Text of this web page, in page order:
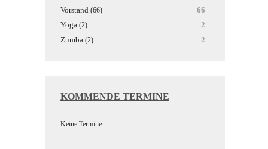
Vorstand (66)
66
Yoga (2)
2
Zumba (2) 2
KOMMENDE TERMINE
Keine Termine